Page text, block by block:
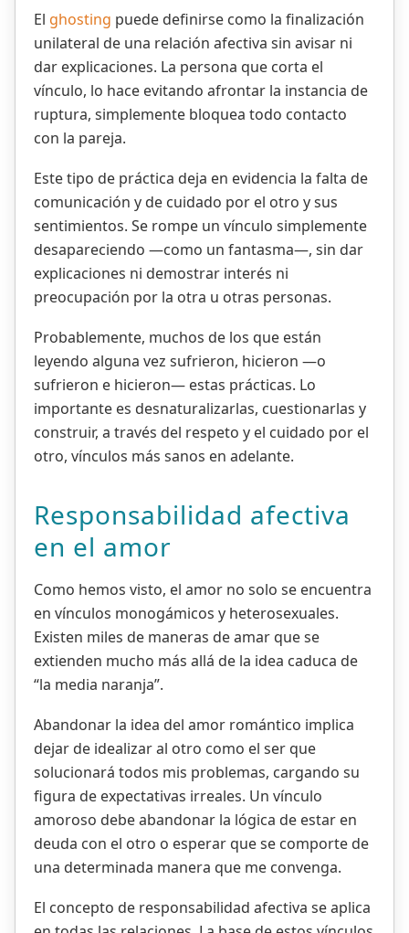
El ghosting puede definirse como la finalización
unilateral de una relación afectiva sin avisar ni
dar explicaciones. La persona que corta el
vínculo, lo hace evitando afrontar la instancia de
ruptura, simplemente bloquea todo contacto
con la pareja.
Este tipo de práctica deja en evidencia la falta de
comunicación y de cuidado por el otro y sus
sentimientos. Se rompe un vínculo simplemente
desapareciendo —como un fantasma—, sin dar
explicaciones ni demostrar interés ni
preocupación por la otra u otras personas.
Probablemente, muchos de los que están
leyendo alguna vez sufrieron, hicieron —o
sufrieron e hicieron— estas prácticas. Lo
importante es desnaturalizarlas, cuestionarlas y
construir, a través del respeto y el cuidado por el
otro, vínculos más sanos en adelante.
Responsabilidad afectiva
en el amor
Como hemos visto, el amor no solo se encuentra
en vínculos monogámicos y heterosexuales.
Existen miles de maneras de amar que se
extienden mucho más allá de la idea caduca de
“la media naranja”.
Abandonar la idea del amor romántico implica
dejar de idealizar al otro como el ser que
solucionará todos mis problemas, cargando su
figura de expectativas irreales. Un vínculo
amoroso debe abandonar la lógica de estar en
deuda con el otro o esperar que se comporte de
una determinada manera que me convenga.
El concepto de responsabilidad afectiva se aplica